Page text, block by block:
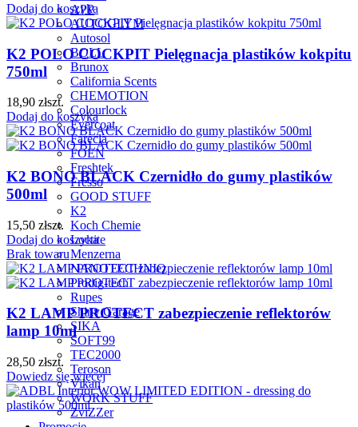
APP
AUTOGLYM
Autosol
BOLL
Brunox
California Scents
CHEMOTION
Colourlock
Evercoat
Farecla
FOEN
Freshtek
Fresso
GOOD STUFF
K2
Koch Chemie
Loctite
Menzerna
NANOTECHNIQ
Prodig-tech
Rupes
Shiny Garage
SIKA
SOFT99
TEC2000
Teroson
Vikan
WORK STUFF
ZviZZer
Dodaj do koszyka
K2 POLO COCKPIT Pielęgnacja plastików kokpitu
750ml
18,90 złszt.
Dodaj do koszyka
K2 BONO BLACK Czernidło do gumy plastików
500ml
15,50 złszt.
Dodaj do koszyka
Brak towaru
K2 LAMP PROTECT zabezpieczenie reflektorów
lamp 10ml
28,50 złszt.
Dowiedz się więcej